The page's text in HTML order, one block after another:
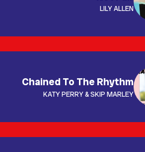
LILY ALLEN
Chained To The Rhythm
KATY PERRY & SKIP MARLEY